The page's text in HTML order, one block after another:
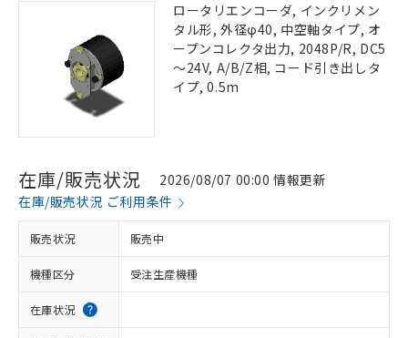
ロータリエンコーダ, インクリメン
タル形, 外径φ40, 中空軸タイプ, オ
ープンコレクタ出力, 2048P/R, DC5
～24V, A/B/Z相, コード引き出しタ
イプ, 0.5m
在庫/販売状況
2026/08/07 00:00 情報更新
在庫/販売状況 ご利用条件
販売状況 販売中
機種区分 受注生産機種
在庫状況